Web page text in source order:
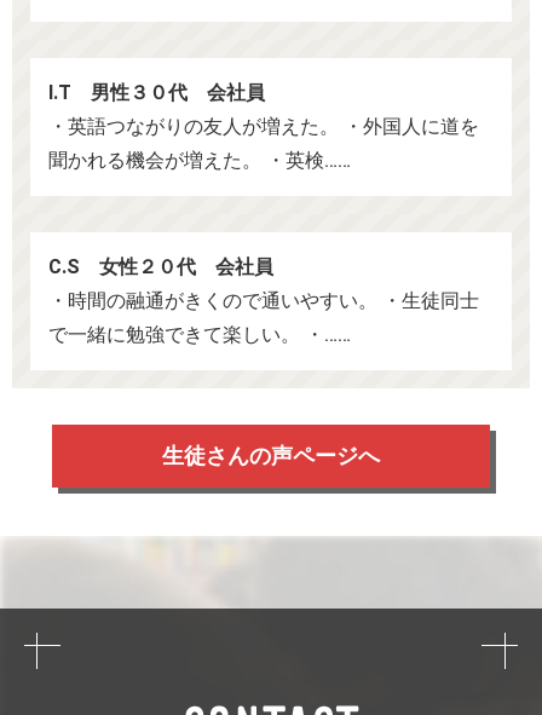
I.T 男性３０代 会社員
・英語つながりの友人が増えた。 ・外国人に道を
聞かれる機会が増えた。 ・英検……
C.S 女性２０代 会社員
・時間の融通がきくので通いやすい。 ・生徒同士
で一緒に勉強できて楽しい。 ・……
生徒さんの声ページへ